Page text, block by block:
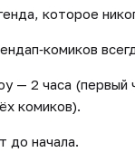
которое
— 2 часа (первый
комиков).
до начала.